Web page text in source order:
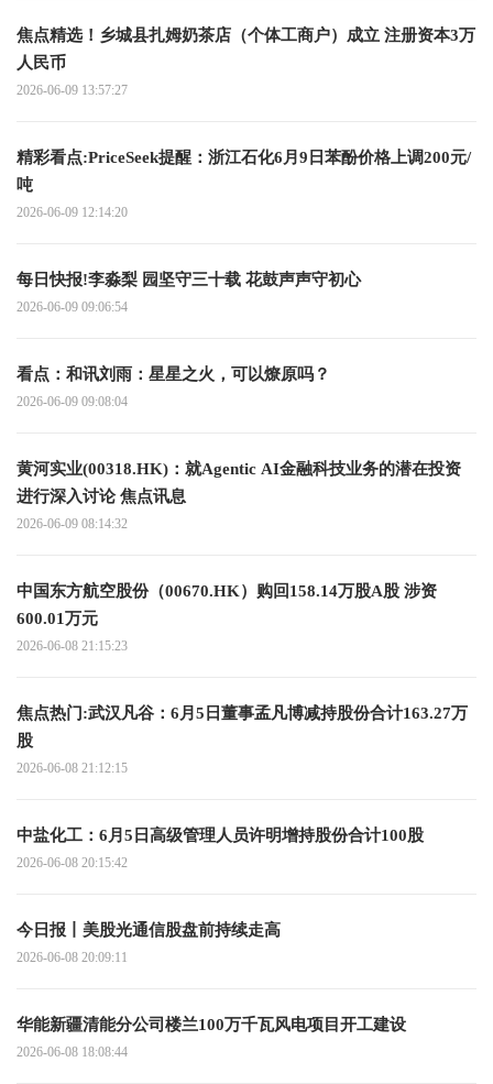
焦点精选！乡城县扎姆奶茶店（个体工商户）成立 注册资本3万
人民币
2026-06-09 13:57:27
精彩看点:PriceSeek提醒：浙江石化6月9日苯酚价格上调200元/
吨
2026-06-09 12:14:20
每日快报!李淼梨 园坚守三十载 花鼓声声守初心
2026-06-09 09:06:54
看点：和讯刘雨：星星之火，可以燎原吗？
2026-06-09 09:08:04
黄河实业(00318.HK)：就Agentic AI金融科技业务的潜在投资
进行深入讨论 焦点讯息
2026-06-09 08:14:32
中国东方航空股份（00670.HK）购回158.14万股A股 涉资
600.01万元
2026-06-08 21:15:23
焦点热门:武汉凡谷：6月5日董事孟凡博减持股份合计163.27万
股
2026-06-08 21:12:15
中盐化工：6月5日高级管理人员许明增持股份合计100股
2026-06-08 20:15:42
今日报丨美股光通信股盘前持续走高
2026-06-08 20:09:11
华能新疆清能分公司楼兰100万千瓦风电项目开工建设
2026-06-08 18:08:44